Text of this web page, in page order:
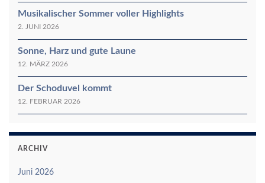
Musikalischer Sommer voller Highlights
2. JUNI 2026
Sonne, Harz und gute Laune
12. MÄRZ 2026
Der Schoduvel kommt
12. FEBRUAR 2026
ARCHIV
Juni 2026